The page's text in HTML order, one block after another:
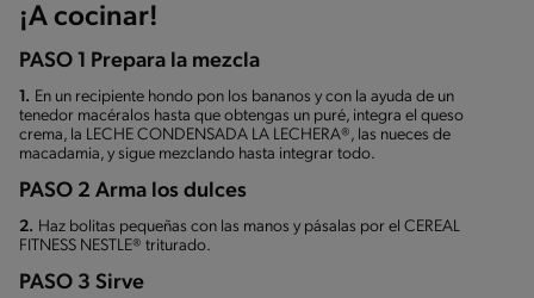
¡A cocinar!
PASO 1 Prepara la mezcla
1. En un recipiente hondo pon los bananos y con la ayuda de un
tenedor macéralos hasta que obtengas un puré, integra el queso
crema, la LECHE CONDENSADA LA LECHERA®, las nueces de
macadamia, y sigue mezclando hasta integrar todo.
PASO 2 Arma los dulces
2. Haz bolitas pequeñas con las manos y pásalas por el CEREAL
FITNESS NESTLE® triturado.
PASO 3 Sirve